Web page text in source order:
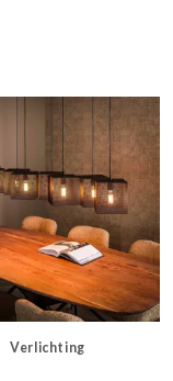
Verlichting